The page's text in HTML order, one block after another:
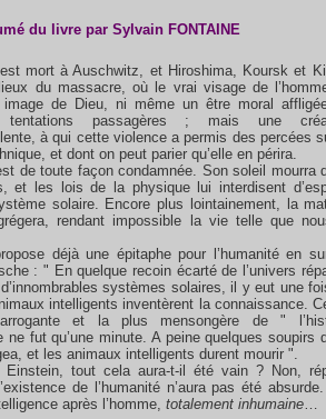
du livre par Sylvain FONTAINE
mort à Auschwitz, et Hiroshima, Koursk et
du massacre, où le vrai visage de
de Dieu, ni même un être moral
passagères ; mais une
à qui cette violence a permis des percées
et dont on peut parier qu’elle en périra.
de toute façon condamnée. Son soleil mourra
et les lois de la physique lui interdisent
solaire. Encore plus lointainement, la
rendant impossible la vie telle que
déjà une épitaphe pour l’humanité en
: " En quelque recoin écarté de l’univers
systèmes solaires, il y eut une
intelligents inventèrent la connaissance.
et la plus mensongère de "
fut qu’une minute. A peine quelques soupirs
et les animaux intelligents durent mourir ".
Einstein, tout cela aura-t-il été vain ? Non,
de l’humanité n’aura pas été
après l’homme, totalement inhumaine…